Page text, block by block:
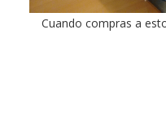
Cuando compras a